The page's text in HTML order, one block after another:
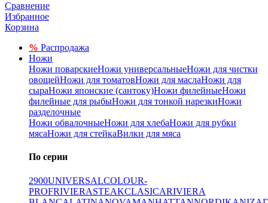
Сравнение
Избранное
Корзина
% Распродажа
Ножи
Ножи поварскиеНожи универсальныеНожи для чистки
овощейНожи для томатовНожи для маслаНожи для
сыраНожи японские (сантоку)Ножи филейныеНожи
филейные для рыбыНожи для тонкой нарезкиНожи
разделочные
Ножи обвалочныеНожи для хлебаНожи для рубки
мясаНожи для стейкаВилки для мяса
По серии
2900UNIVERSALCOLOUR-
PROFRIVIERASTEAKCLASICARIVIERA